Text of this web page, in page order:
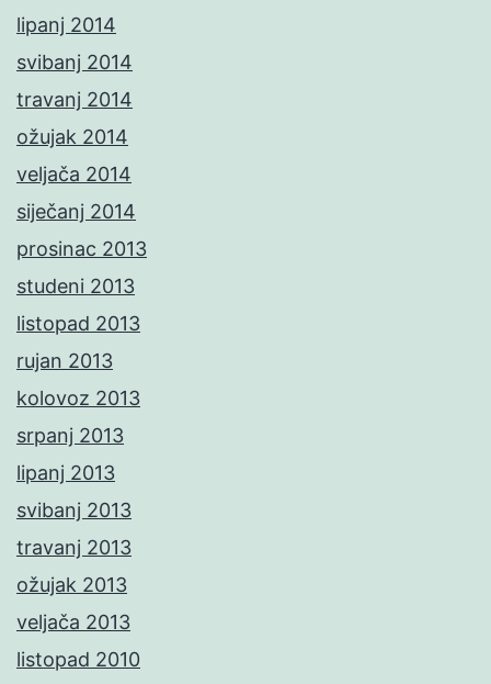
lipanj 2014
svibanj 2014
travanj 2014
ožujak 2014
veljača 2014
siječanj 2014
prosinac 2013
studeni 2013
listopad 2013
rujan 2013
kolovoz 2013
srpanj 2013
lipanj 2013
svibanj 2013
travanj 2013
ožujak 2013
veljača 2013
listopad 2010